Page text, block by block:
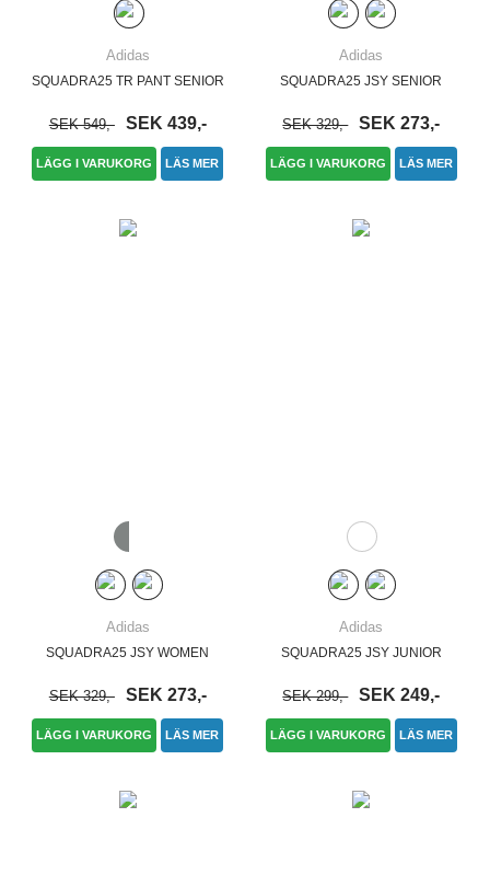
Adidas
SQUADRA25 TR PANT SENIOR
SEK 549,- SEK 439,-
LÄGG I VARUKORG LÄS MER
Adidas
SQUADRA25 JSY SENIOR
SEK 329,- SEK 273,-
LÄGG I VARUKORG LÄS MER
Adidas
SQUADRA25 JSY WOMEN
SEK 329,- SEK 273,-
LÄGG I VARUKORG LÄS MER
Adidas
SQUADRA25 JSY JUNIOR
SEK 299,- SEK 249,-
LÄGG I VARUKORG LÄS MER